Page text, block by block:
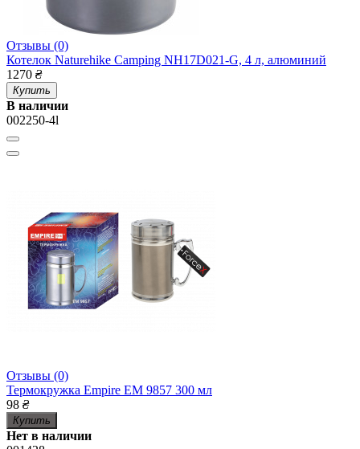
Отзывы (0)
Котелок Naturehike Camping NH17D021-G, 4 л, алюминий
1270 ₴
Купить
В наличии
002250-4l
Отзывы (0)
Термокружка Empire EM 9857 300 мл
98 ₴
Купить
Нет в наличии